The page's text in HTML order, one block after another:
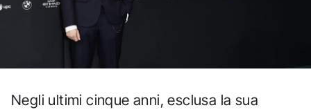
Negli ultimi cinque anni, esclusa la sua